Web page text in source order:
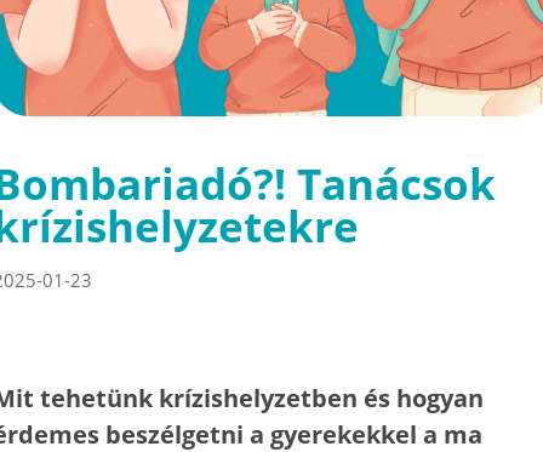
Tanácsok
01-23
tehetünk krízishelyzetben és hogyan
beszélgetni a gyerekekkel a ma